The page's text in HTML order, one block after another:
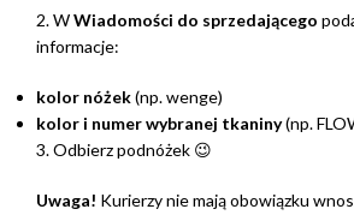
2. WWiadomości do sprzedającego
informacje:
kolor nóżek(np. wenge)
kolor i numer wybranej tkaniny(np.
3. Odbierz podnóżek 😉
Uwaga! Kurierzy nie mają obowiązku